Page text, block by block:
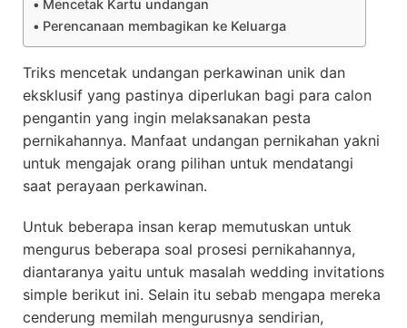
Mencetak Kartu undangan
Perencanaan membagikan ke Keluarga
Triks mencetak undangan perkawinan unik dan
eksklusif yang pastinya diperlukan bagi para calon
pengantin yang ingin melaksanakan pesta
pernikahannya. Manfaat undangan pernikahan yakni
untuk mengajak orang pilihan untuk mendatangi
saat perayaan perkawinan.
Untuk beberapa insan kerap memutuskan untuk
mengurus beberapa soal prosesi pernikahannya,
diantaranya yaitu untuk masalah wedding invitations
simple berikut ini. Selain itu sebab mengapa mereka
cenderung memilah mengurusnya sendirian,